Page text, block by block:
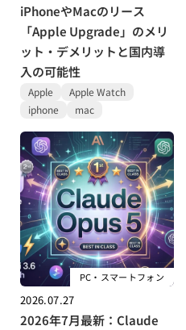
iPhoneやMacのリース
「Apple Upgrade」のメリ
ット・デメリットと国内導
入の可能性
Apple
Apple Watch
iphone
mac
PC・スマートフォン
2026.07.27
2026年7月最新：Claude